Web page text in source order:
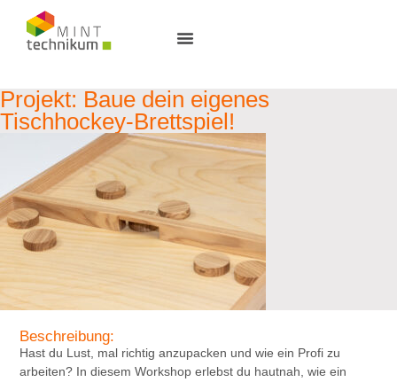
Projekt: Baue dein eigenes
Tischhockey-Brettspiel!
Beschreibung:
Hast du Lust, mal richtig anzupacken undwie ein Profi zu
arbeiten? In diesem Workshop erlebst du hautnah, wie ein